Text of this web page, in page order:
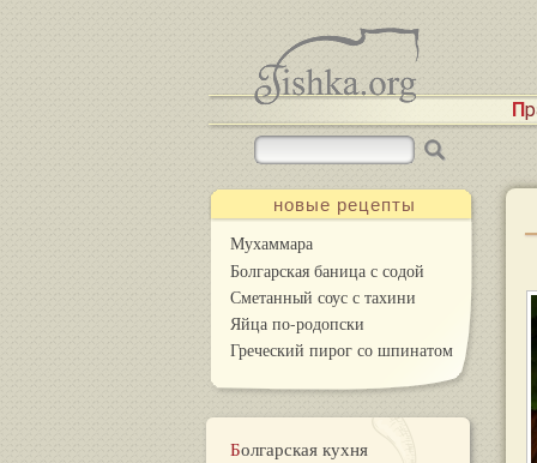
новые рецепты
Мухаммара
Болгарская баница с содой
Сметанный соус с тахини
Яйца по-родопски
Греческий пирог со шпинатом
Болгарская кухня